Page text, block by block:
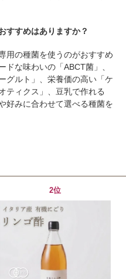
すすめはありますか？
用の種菌を使うのがおすすめ
ドな味わいの「ABCT菌」、
グルト」、栄養価の高い「ケ
ティクス」、豆乳で作れる
好みに合わせて選べる種菌を
2位